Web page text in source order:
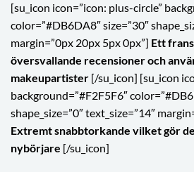
[su_icon icon=”icon: plus-circle”
color=”#DB6DA8″ size=”30″
margin=”0px 20px 5px 0px”] Ett
översvallande recensioner och
makeupartister [/su_icon] [su_icon
background=”#F2F5F6″
shape_size=”0″ text_size=”14″
Extremt snabbtorkande vilket gör
nybörjare [/su_icon]